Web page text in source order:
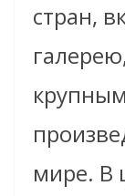
стран,
мире. В